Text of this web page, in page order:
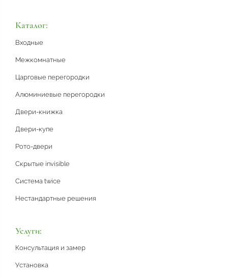
Каталог:
Входные
Межкомнатные
Царговые перегородки
Алюминиевые перегородки
Двери-книжка
Двери-купе
Рото-двери
Скрытые invisible
Система twice
Нестандартные решения
Услуги:
Консультация и замер
Установка